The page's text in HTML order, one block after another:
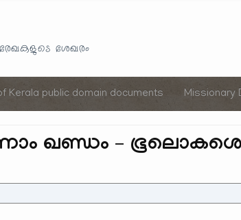
ശേഖരം
Kerala public domain documents Missionary
ഒന്നാം ഖണ്ഡം –